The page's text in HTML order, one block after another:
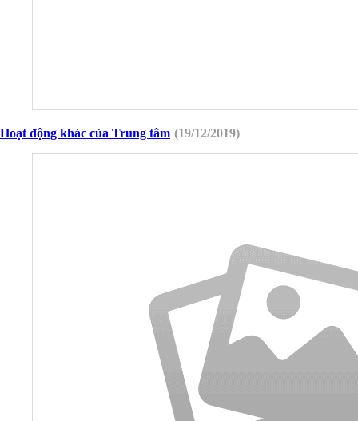
Hoạt động khác của Trung tâm (19/12/2019)